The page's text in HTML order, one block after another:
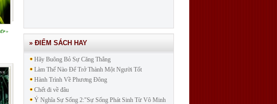
» ĐIỂM SÁCH HAY
Hãy Buông Bỏ Sự Căng Thẳng
Làm Thế Nào Để Trở Thành Một Người Tốt
Hành Trình Về Phương Đông
Chết đi về đâu
Ý Nghĩa Sự Sống 2:"Sự Sống Phát Sinh Từ Vô Minh